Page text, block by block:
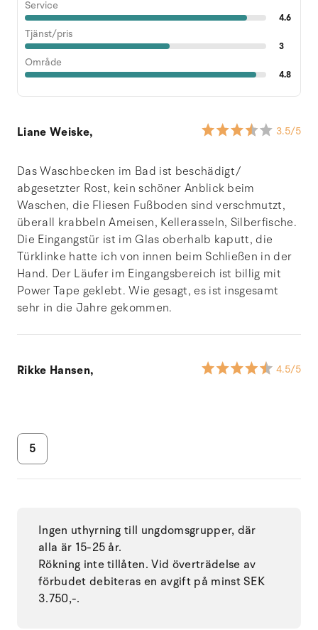
Service
4.6
Tjänst/pris
3
Område
4.8
Liane Weiske, 3.5/5
Das Waschbecken im Bad ist beschädigt/
abgesetzter Rost, kein schöner Anblick beim
Waschen, die Fliesen Fußboden sind verschmutzt,
überall krabbeln Ameisen, Kellerasseln, Silberfische.
Die Eingangstür ist im Glas oberhalb kaputt, die
Türklinke hatte ich von innen beim Schließen in der
Hand. Der Läufer im Eingangsbereich ist billig mit
Power Tape geklebt. Wie gesagt, es ist insgesamt
sehr in die Jahre gekommen.
Rikke Hansen, 4.5/5
5
Ingen uthyrning till ungdomsgrupper, där
alla är 15-25 år.
Rökning inte tillåten. Vid överträdelse av
förbudet debiteras en avgift på minst SEK
3.750,-.